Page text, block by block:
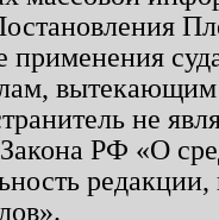
применения
вытекающим
не
РФ «О